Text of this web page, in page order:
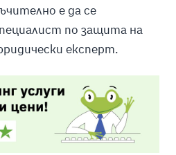
е да се
по защита на
експерт.